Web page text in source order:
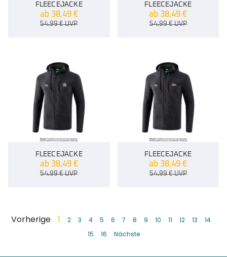
FLEECEJACKE
ab 38,49 €
54,99€UVP
FLEECEJACKE
ab 38,49€
54,99€UVP
FLEECEJACKE
ab 38,49 €
54,99€UVP
FLEECEJACKE
ab 38,49€
54,99€UVP
Vorherige 1 2 3 4 5 6 7 8 9 10 11 12 13
14
15
16 Nächste